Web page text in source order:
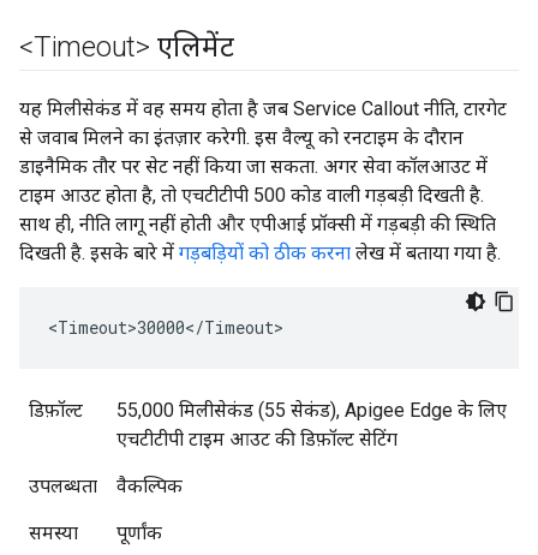
<Timeout> एलिमेंट
यह मिलीसेकंड में वह समय होता है जब Service Callout नीति, टारगेट
से जवाब मिलने का इंतज़ार करेगी. इस वैल्यू को रनटाइम के दौरान
डाइनैमिक तौर पर सेट नहीं किया जा सकता. अगर सेवा कॉलआउट में
टाइम आउट होता है, तो एचटीटीपी 500 कोड वाली गड़बड़ी दिखती है.
साथ ही, नीति लागू नहीं होती और एपीआई प्रॉक्सी में गड़बड़ी की स्थिति
दिखती है. इसके बारे में गड़बड़ियों को ठीक करना लेख में बताया गया है.
<Timeout>30000</Timeout>
डिफ़ॉल्ट
55,000 मिलीसेकंड (55 सेकंड), Apigee Edge के लिए
एचटीटीपी टाइम आउट की डिफ़ॉल्ट सेटिंग
उपलब्धता वैकल्पिक
समस्या पूर्णांक